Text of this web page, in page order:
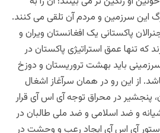
این سرزمين و مردم آن تلقی می کنند.
پاکستانی یک افغانستان ویران و
که تنها عمق استراتیژی پاکستان در
باید بهشت تروریستان و دوزخ
از این رو در همان سرآغاز اشغال
پنجشیر در محراق توجه آی اس آی قرار
و ضد اسلامی و ضد ملی طالبان در
آی اس آی ایجاد رعب و وحشت در